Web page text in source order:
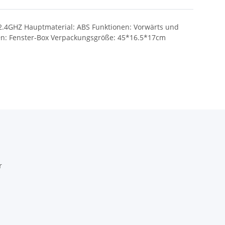
Hauptmaterial: ABS Funktionen: Vorwärts und
Fenster-Box Verpackungsgröße: 45*16.5*17cm